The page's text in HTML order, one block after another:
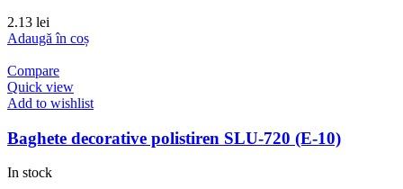
2.13 lei
Adaugă în coș
Compare
Quick view
Add to wishlist
Baghete decorative polistiren SLU-720 (E-10)
In stock